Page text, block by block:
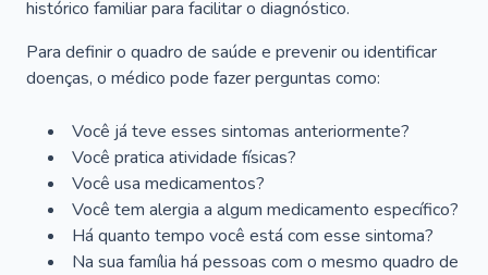
histórico familiar para facilitar o diagnóstico.
Para definir o quadro de saúde e prevenir ou identificar
doenças, o médico pode fazer perguntas como:
Você já teve esses sintomas anteriormente?
Você pratica atividade físicas?
Você usa medicamentos?
Você tem alergia a algum medicamento específico?
Há quanto tempo você está com esse sintoma?
Na sua família há pessoas com o mesmo quadro de